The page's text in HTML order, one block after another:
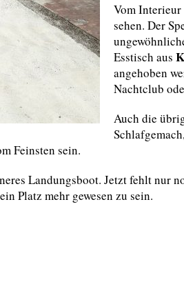
Vom
sehen. Der
Esstisch aus
angehoben
Nachtclub
Auch die
Feinsten sein.
Landungsboot. Jetzt fehlt nur
Platz mehr gewesen zu sein.